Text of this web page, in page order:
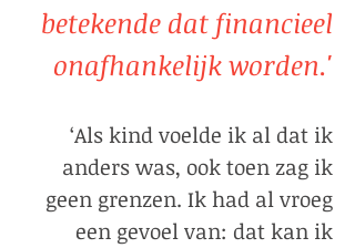
betekende dat financieel
onafhankelijk worden.'
‘Als kind voelde ik al dat ik
anders was, ook toen zag ik
geen grenzen. Ik had al vroeg
een gevoel van: dat kan ik